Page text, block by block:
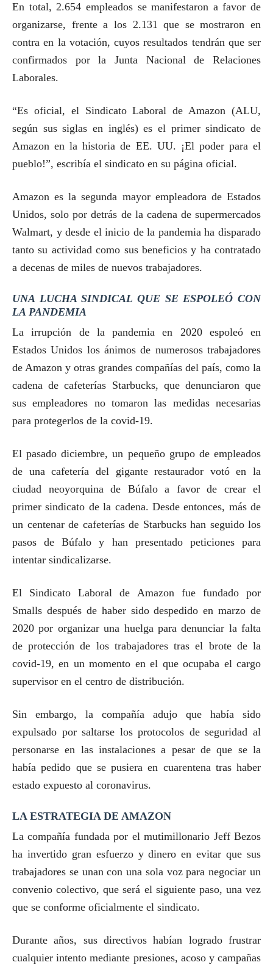
En total, 2.654 empleados se manifestaron a favor de
organizarse, frente a los 2.131 que se mostraron en
contra en la votación, cuyos resultados tendrán que ser
confirmados por la Junta Nacional de Relaciones
Laborales.
“Es oficial, el Sindicato Laboral de Amazon (ALU,
según sus siglas en inglés) es el primer sindicato de
Amazon en la historia de EE. UU. ¡El poder para el
pueblo!”, escribía el sindicato en su página oficial.
Amazon es la segunda mayor empleadora de Estados
Unidos, solo por detrás de la cadena de supermercados
Walmart, y desde el inicio de la pandemia ha disparado
tanto su actividad como sus beneficios y ha contratado
a decenas de miles de nuevos trabajadores.
UNA LUCHA SINDICAL QUE SE ESPOLEÓ CON
LA PANDEMIA
La irrupción de la pandemia en 2020 espoleó en
Estados Unidos los ánimos de numerosos trabajadores
de Amazon y otras grandes compañías del país, como la
cadena de cafeterías Starbucks, que denunciaron que
sus empleadores no tomaron las medidas necesarias
para protegerlos de la covid-19.
El pasado diciembre, un pequeño grupo de empleados
de una cafetería del gigante restaurador votó en la
ciudad neoyorquina de Búfalo a favor de crear el
primer sindicato de la cadena. Desde entonces, más de
un centenar de cafeterías de Starbucks han seguido los
pasos de Búfalo y han presentado peticiones para
intentar sindicalizarse.
El Sindicato Laboral de Amazon fue fundado por
Smalls después de haber sido despedido en marzo de
2020 por organizar una huelga para denunciar la falta
de protección de los trabajadores tras el brote de la
covid-19, en un momento en el que ocupaba el cargo
supervisor en el centro de distribución.
Sin embargo, la compañía adujo que había sido
expulsado por saltarse los protocolos de seguridad al
personarse en las instalaciones a pesar de que se la
había pedido que se pusiera en cuarentena tras haber
estado expuesto al coronavirus.
LA ESTRATEGIA DE AMAZON
La compañía fundada por el mutimillonario Jeff Bezos
ha invertido gran esfuerzo y dinero en evitar que sus
trabajadores se unan con una sola voz para negociar un
convenio colectivo, que será el siguiente paso, una vez
que se conforme oficialmente el sindicato.
Durante años, sus directivos habían logrado frustrar
cualquier intento mediante presiones, acoso y campañas